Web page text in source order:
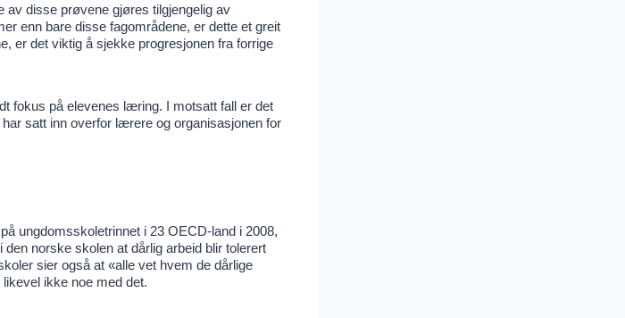
av disse prøvene gjøres tilgjengelig av
enn bare disse fagområdene, er dette et greit
er det viktig å sjekke progresjonen fra forrige
fokus på elevenes læring. I motsatt fall er det
satt inn overfor lærere og organisasjonen for
ungdomsskoletrinnet i 23 OECD-land i 2008,
norske skolen at dårlig arbeid blir tolerert
sier også at «alle vet hvem de dårlige
ikke noe med det.